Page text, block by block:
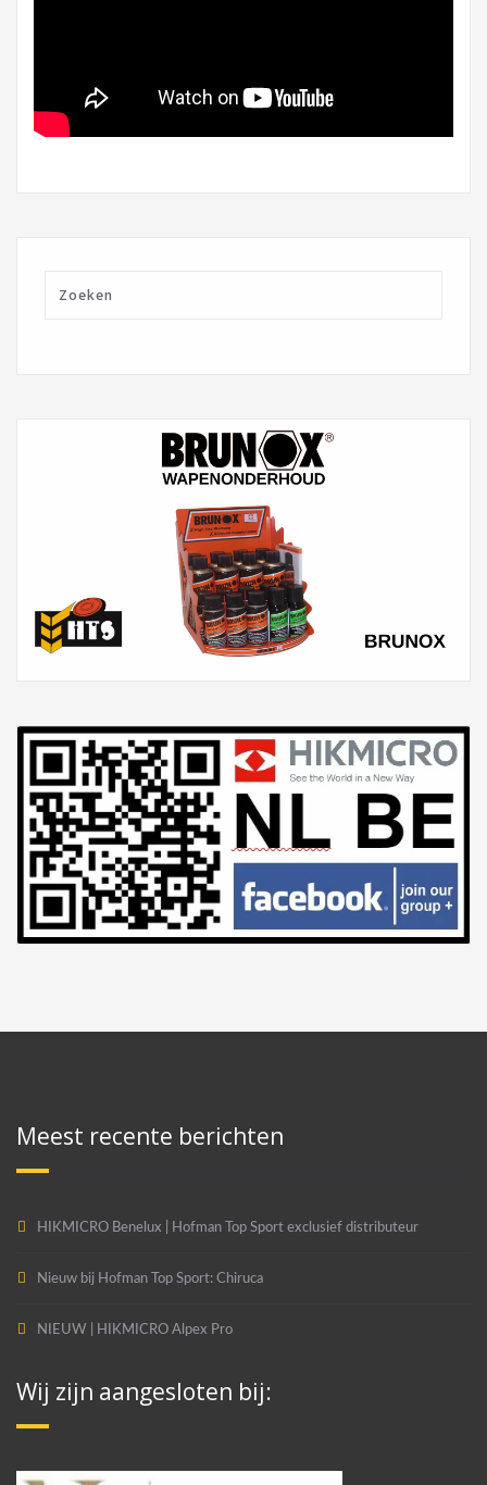
Meest recente berichten
HIKMICRO Benelux | Hofman Top Sport exclusief distributeur
Nieuw bij Hofman Top Sport: Chiruca
NIEUW | HIKMICRO Alpex Pro
Wij zijn aangesloten bij: